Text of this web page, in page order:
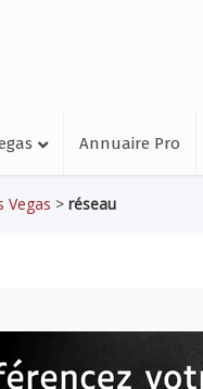
Annuaire Pro
Vegas > réseau